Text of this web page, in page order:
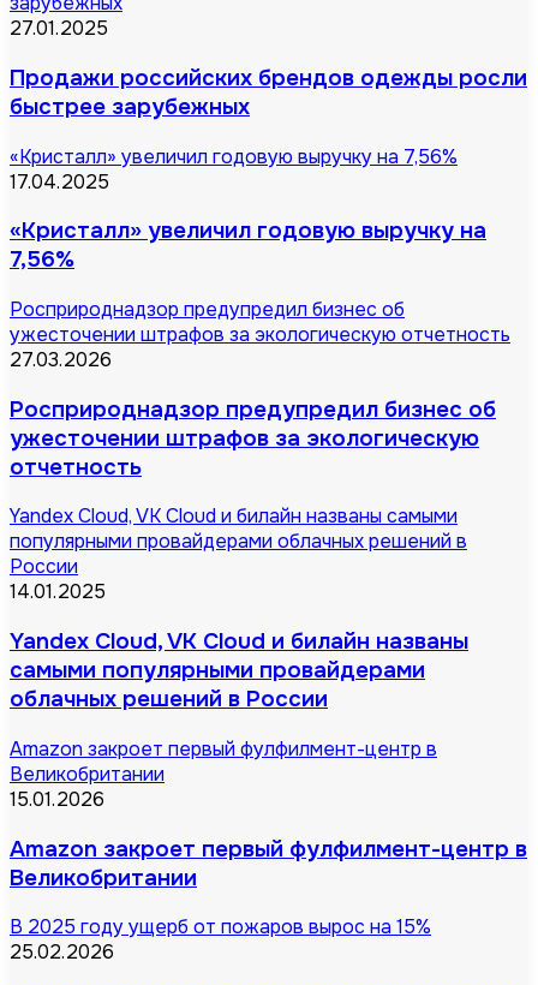
27.01.2025
Продажи российских брендов одежды росли
быстрее зарубежных
«Кристалл» увеличил годовую выручку на 7,56%
17.04.2025
«Кристалл» увеличил годовую выручку на
7,56%
Росприроднадзор предупредил бизнес об
ужесточении штрафов за экологическую отчетность
27.03.2026
Росприроднадзор предупредил бизнес об
ужесточении штрафов за экологическую
отчетность
Yandex Cloud, VK Cloud и билайн названы самыми
популярными провайдерами облачных решений в
России
14.01.2025
Yandex Cloud, VK Cloud и билайн названы
самыми популярными провайдерами
облачных решений в России
Amazon закроет первый фулфилмент-центр в
Великобритании
15.01.2026
Amazon закроет первый фулфилмент-центр в
Великобритании
В 2025 году ущерб от пожаров вырос на 15%
25.02.2026